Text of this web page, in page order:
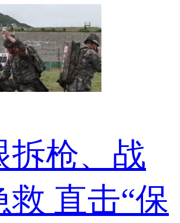
拆枪、战
救 直击“保